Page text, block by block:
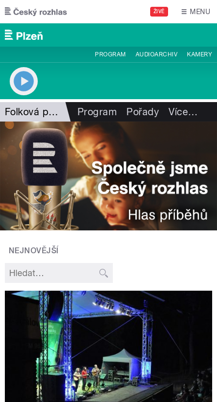
Přejít k hlavnímu obsahu
ŽIVĚ MENU
PROGRAM AUDIOARCHIV KAMERY
Folková pohlazení Program Pořady Více…
NEJNOVĚJŠÍ